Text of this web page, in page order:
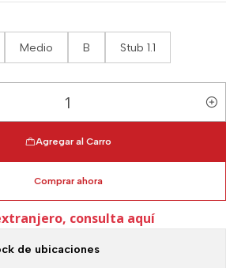
Medio B Stub 1.1
Agregar al Carro
Comprar ahora
consulta aquí
de ubicaciones